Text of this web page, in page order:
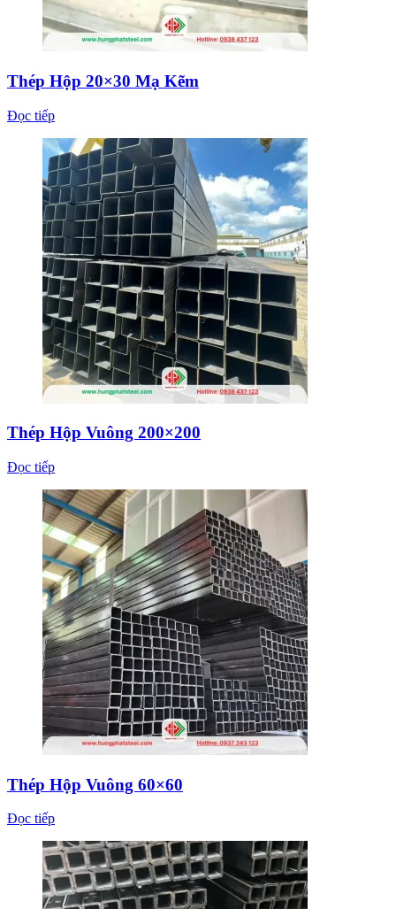
Thép Hộp 20×30 Mạ Kẽm
Đọc tiếp
Thép Hộp Vuông 200×200
Đọc tiếp
Thép Hộp Vuông 60×60
Đọc tiếp